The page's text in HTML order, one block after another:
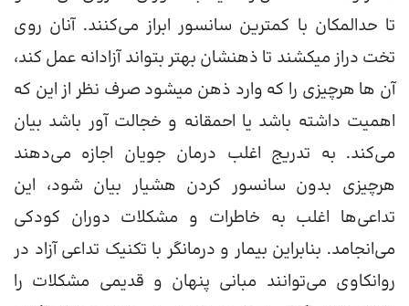
تا حدالمکان با کمترین سانسور ابراز می‌کنند. آنان روی
تخت دراز میکشند تا ذهنشان بهتر بتواند آزادانه عمل کند،
آن ها هرچیزی را که وارد ذهن میشود صرف نظر از این که
اهمیت داشته باشد یا احمقانه و خجالت آور باشد بیان
می‌کند. به تدریج اغلب درمان جویان اجازه می‌دهند
هرچیزی بدون سانسور کردن هشیار بیان شود، این
تداعی‌ها اغلب به خاطرات و مشکلات دوران کودکی
می‌انجامد. بنابراین بیمار و درمانگر با تکنیک تداعی آزاد در
روانکاوی می‌توانند مبانی پنهان و قدیمی مشکلات را